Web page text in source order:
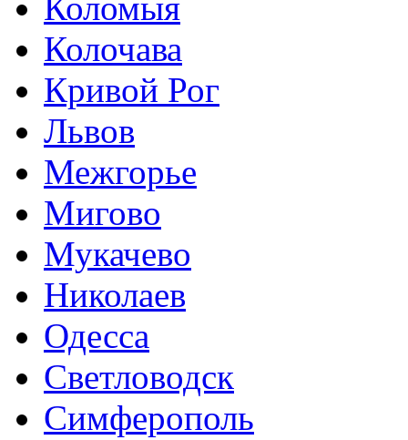
Коломыя
Колочава
Кривой Рог
Львов
Межгорье
Мигово
Мукачево
Николаев
Одесса
Светловодск
Симферополь